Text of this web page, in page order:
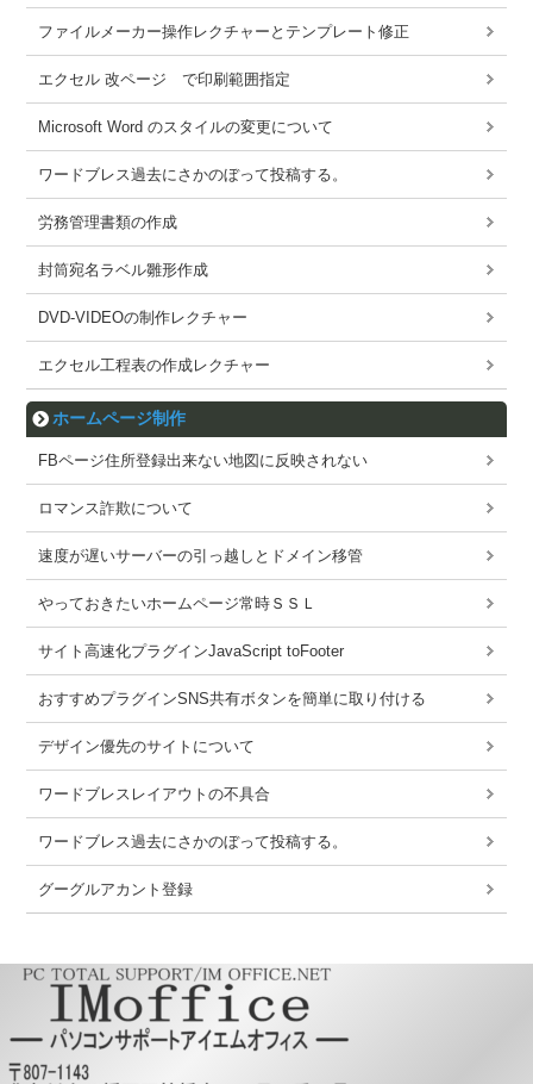
ファイルメーカー操作レクチャーとテンプレート修正
エクセル 改ページ で印刷範囲指定
Microsoft Word のスタイルの変更について
ワードブレス過去にさかのぼって投稿する。
労務管理書類の作成
封筒宛名ラベル雛形作成
DVD-VIDEOの制作レクチャー
エクセル工程表の作成レクチャー
ホームページ制作
FBページ住所登録出来ない地図に反映されない
ロマンス詐欺について
速度が遅いサーバーの引っ越しとドメイン移管
やっておきたいホームページ常時ＳＳＬ
サイト高速化プラグインJavaScript toFooter
おすすめプラグインSNS共有ボタンを簡単に取り付ける
デザイン優先のサイトについて
ワードブレスレイアウトの不具合
ワードブレス過去にさかのぼって投稿する。
グーグルアカント登録